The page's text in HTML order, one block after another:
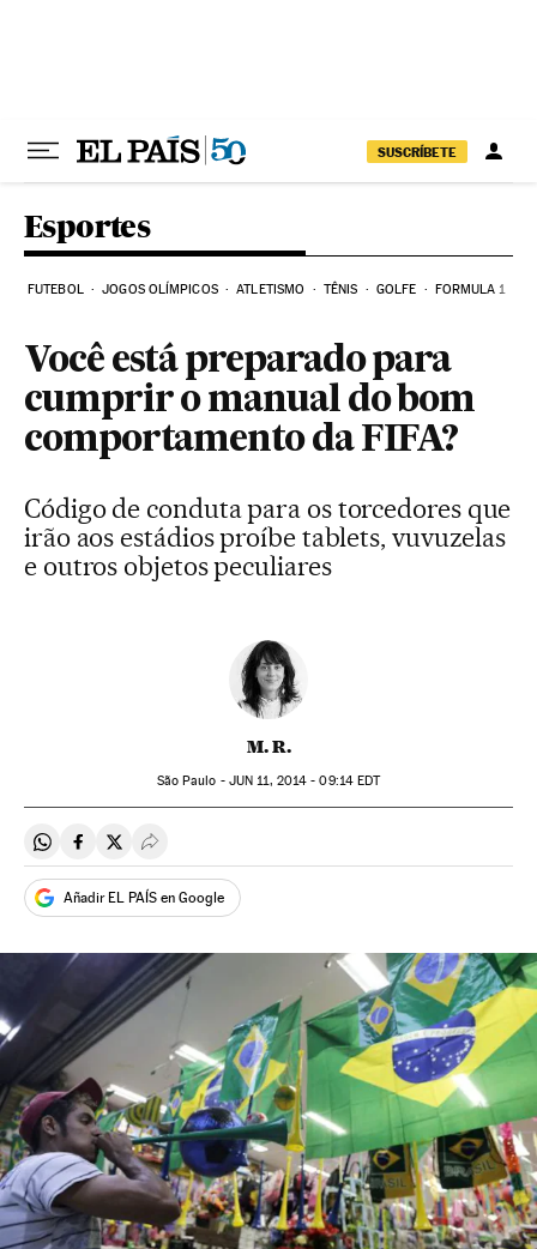
SUSCRÍBETE
Esportes
FUTEBOL JOGOS OLÍMPICOS ATLETISMO TÊNIS GOLFE FORMULA 1
Você está preparado para
cumprir o manual do bom
comportamento da FIFA?
Código de conduta para os torcedores que
irão aos estádios proíbe tablets, vuvuzelas
e outros objetos peculiares
M. R.
São Paulo - JUN 11, 2014 - 09:14EDT
Compartir en Whatsapp
Compartir en Facebook
Compartir en Twitter
Desplegar Redes Sociales
Añadir EL PAÍS en Google